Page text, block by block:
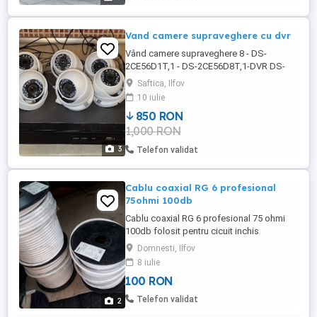
3
Vand camere supraveghere cu dvr
Vând camere supraveghere 8 - DS-
2CE56D1T,1 - DS-2CE56D8T,1-DVR DS-
7208HQHI-F1 N,Pret pentru tot sistemul
1000 ron.
Saftica, Ilfov
10 iulie
850 RON
1,000 RON
Telefon validat
2
Cablu coaxial RG 6 profesional
75ohmi 100db
Cablu coaxial RG 6 profesional 75 ohmi
100db folosit pentru cicuit inchis
televiziune sau sisteme de supraveghere
video!Rola 50m !Disponibile 4 role!Pret
100lei Rola 50m
Domnesti, Ilfov
8 iulie
100 RON
Telefon validat